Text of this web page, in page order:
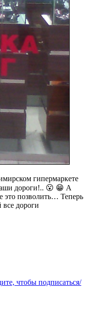
гипермаркете
дороги!.. 😮 😁 А
это позволить… Теперь
все дороги
чтобы подписаться/